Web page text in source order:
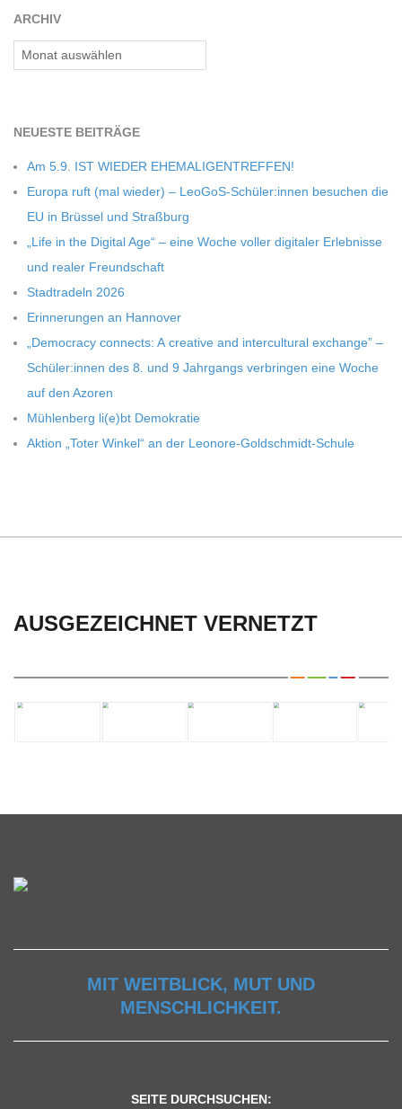
M
I
D
T
-
S
C
H
U
L
ARCHIV
Archiv
NEU­ESTE BEITRÄGE
Am 5.9. IST WIEDER EHEMALIGENTREFFEN!
Europa ruft (mal wie­der) – LeoGoS-Schüler:innen besu­chen die
EU in Brüs­sel und Straßburg
„Life in the Digi­tal Age“ – eine Woche vol­ler digi­ta­ler Erleb­nisse
und rea­ler Freundschaft
Stadt­ra­deln 2026
Erin­ne­run­gen an Hannover
„Demo­cracy con­nects: A crea­tive and inter­cul­tu­ral exch­ange” –
Schüler:innen des 8. und 9 Jahr­gangs ver­brin­gen eine Woche
auf den Azoren
Müh­len­berg li(e)bt Demokratie
Aktion „Toter Win­kel“ an der Leonore-Goldschmidt-Schule
AUSGEZEICHNET VERNETZT
MIT WEITBLICK, MUT UND
MENSCHLICHKEIT.
SEITE DURCHSUCHEN: